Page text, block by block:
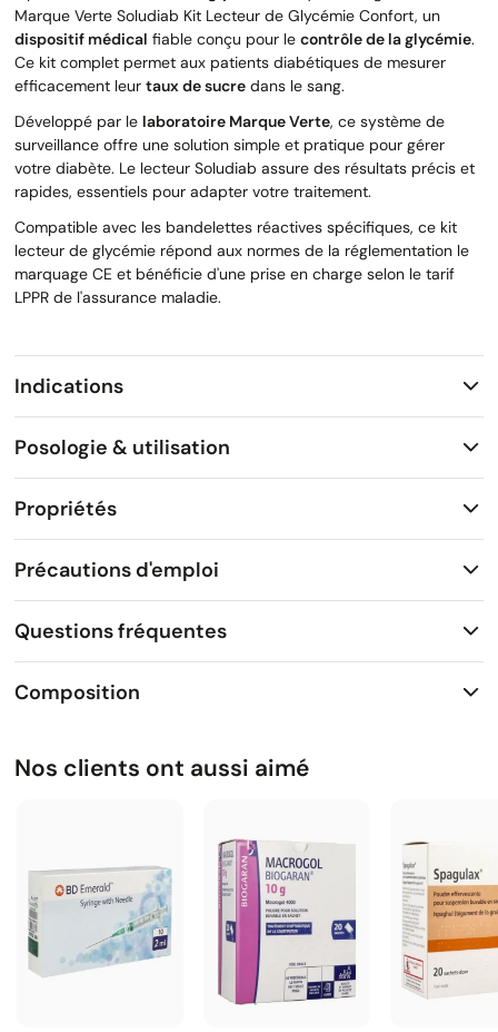
Marque Verte Soludiab Kit Lecteur de Glycémie Confort, un
dispositif médical fiable conçu pour le contrôle de la glycémie.
Ce kit complet permet aux patients diabétiques de mesurer
efficacement leur taux de sucre dans le sang.
Développé par le laboratoire Marque Verte, ce système de
surveillance offre une solution simple et pratique pour gérer
votre diabète. Le lecteur Soludiab assure des résultats précis et
rapides, essentiels pour adapter votre traitement.
Compatible avec les bandelettes réactives spécifiques, ce kit
lecteur de glycémie répond aux normes de la réglementation le
marquage CE et bénéficie d'une prise en charge selon le tarif
LPPR de l'assurance maladie.
Indications
Posologie & utilisation
Propriétés
Précautions d'emploi
Questions fréquentes
Composition
Nos clients ont aussi aimé